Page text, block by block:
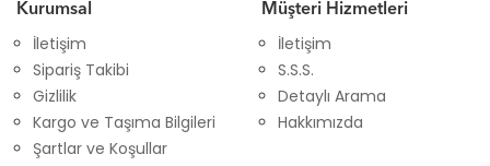
Kurumsal
İletişim
Sipariş Takibi
Gizlilik
Kargo ve Taşıma Bilgileri
Şartlar ve Koşullar
Müşteri Hizmetleri
İletişim
S.S.S.
Detaylı Arama
Hakkımızda